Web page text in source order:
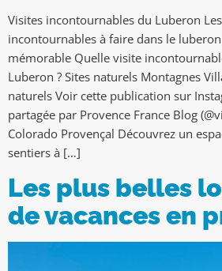
Visites incontournables du Luberon
incontournables à faire dans le
mémorable Quelle visite
Luberon ? Sites naturels Montagnes
naturels Voir cette publication sur
partagée par Provence France Blog
Colorado Provençal Découvrez un
sentiers à […]
Les plus belles
de vacances en